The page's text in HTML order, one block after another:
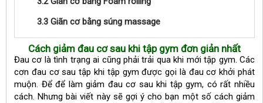
3.3 Giãn cơ bằng súng massage
Cách giảm đau cơ sau khi tập gym đơn giản nhất
Đau cơ là tình trạng ai cũng phải trải qua khi mới tập gym. Các
cơn đau cơ sau tập khi tập gym được gọi là đau cơ khởi phát
muộn. Để để làm giảm đau cơ sau khi tập gym, có rất nhiều
cách. Nhưng bài viết này sẽ gợi ý cho bạn một số cách giảm